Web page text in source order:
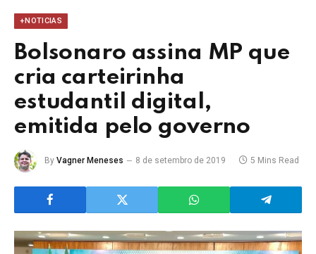
+NOTICIAS
Bolsonaro assina MP que
cria carteirinha
estudantil digital,
emitida pelo governo
By Vagner Meneses 8 de setembro de 2019 5 Mins Read